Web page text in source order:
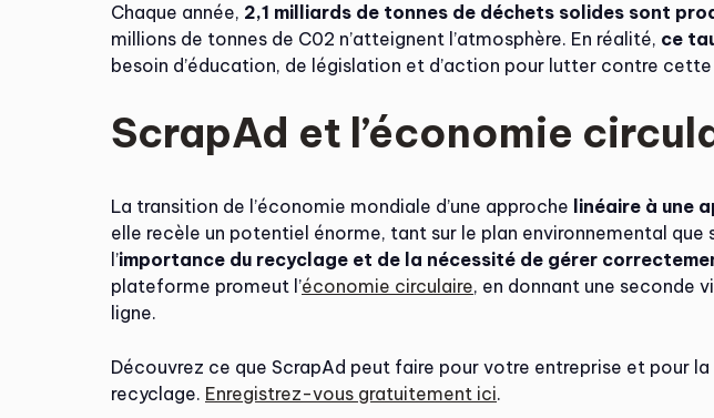
Chaque année, 2,1 milliards de tonnes de déchets solides sont
millions de tonnes de C02 n’atteignent l’atmosphère. En réalité, ce
besoin d’éducation, de législation et d’action pour lutter contre
ScrapAd et l’économie
La transition de l’économie mondiale d’une approche linéaire à une
elle recèle un potentiel énorme, tant sur le plan environnemental que
l’importance du recyclage et de la nécessité de gérer
plateforme promeut l’économie circulaire, en donnant une seconde
ligne.
Découvrez ce que ScrapAd peut faire pour votre entreprise et pour
recyclage. Enregistrez-vous gratuitement ici.